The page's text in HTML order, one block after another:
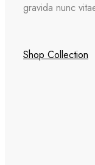
gravida nunc
Shop Collection